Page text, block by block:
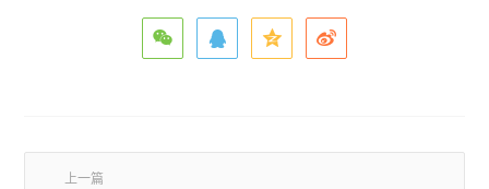
上一篇